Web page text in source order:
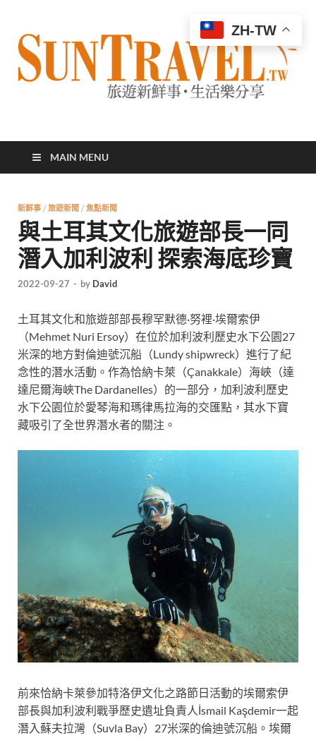
太陽網
MAIN MENU
新鮮事 / 旅遊新聞 / 焦點新聞
與土耳其文化旅遊部長一同
潛入加利波利 探索海底珍寶
2022-09-27 - by David
土耳其文化和旅遊部部長穆罕默德·努裡·埃爾索伊
（Mehmet Nuri Ersoy）在位於加利波利歷史水下公園27
米深的地方對倫迪號沉船（Lundy shipwreck）進行了紀
念性的潛水活動。作為恰納卡萊（Çanakkale）海峽（達
達尼爾海峽The Dardanelles）的一部分，加利波利歷史
水下公園位於愛琴海和瑪律馬拉海的交匯點，其水下寶
藏吸引了全世界潛水者的關注。
前來恰納卡萊參加特洛伊文化之路節日活動的埃爾索伊
部長與加利波利戰爭歷史遺址負責人İsmail Kaşdemir一起
潛入蘇夫拉灣（Suvla Bay）27米深的倫迪號沉船。埃爾
ZH-TW